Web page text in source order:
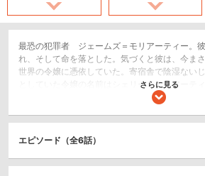
最恐の犯罪者 ジェームズ＝モリアーティー。
れ、そして命を落とした。気づくと彼は、今ま
世界の令嬢に憑依していた。寄宿舎で陰湿ない
としていた令嬢の名前はシェリー＝モリアーテ
がらも、その明晰な頭脳による完全犯罪方程式
血も涙も無い悪役令嬢モリアーティーに生まれ
SF/ファンタジー
さらに見る
エピソード（全6話）